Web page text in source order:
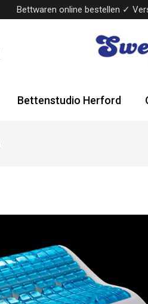
Bettwaren online bestellen ✓
Bettenstudio
Bettenstudio Herford